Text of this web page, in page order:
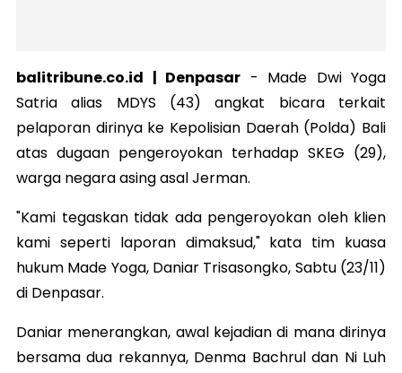
balitribune.co.id | Denpasar - Made Dwi Yoga
Satria alias MDYS (43) angkat bicara terkait
pelaporan dirinya ke Kepolisian Daerah (Polda) Bali
atas dugaan pengeroyokan terhadap SKEG (29),
warga negara asing asal Jerman.
"Kami tegaskan tidak ada pengeroyokan oleh klien
kami seperti laporan dimaksud," kata tim kuasa
hukum Made Yoga, Daniar Trisasongko, Sabtu (23/11)
di Denpasar.
Daniar menerangkan, awal kejadian di mana dirinya
bersama dua rekannya, Denma Bachrul dan Ni Luh